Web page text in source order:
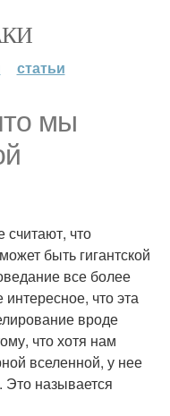
статьи
мы
что
быть гигантской
все более
что эта
вроде
что хотя нам
вселенной, у нее
Это называется